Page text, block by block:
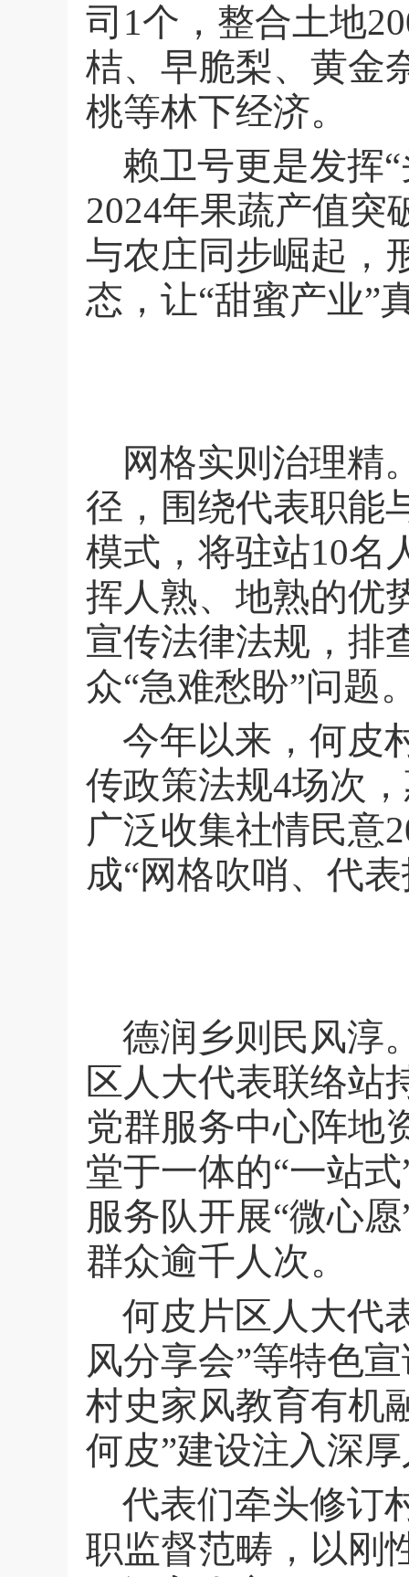
司 1个，整合土地
桔、早脆梨、黄金
桃等林下经济。
赖卫号更是发挥
2024年果蔬产值突
与农庄同步崛起，
态，让“甜蜜产业”
网格实则治理精
径，围绕代表职能
模式，将驻站10名
挥人熟、地熟的优
宣传法律法规，排
众“急难愁盼”问题
今年以来，何皮
传政策法规4场次
广泛收集社情民意
成“网格吹哨、代
德润乡则民风淳
区人大代表联络站
党群服务中心阵地
堂于一体的“一站
服务队开展“微心
群众逾千人次。
何皮片区人大代
风分享会”等特色
村史家风教育有机
何皮”建设注入深
代表们牵头修订
职监督范畴，以刚